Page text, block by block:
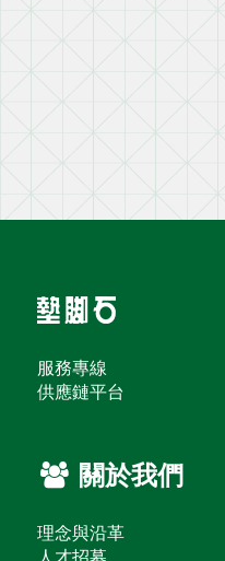
服務專線
供應鏈平台
關於我們
理念與沿革
人才招募